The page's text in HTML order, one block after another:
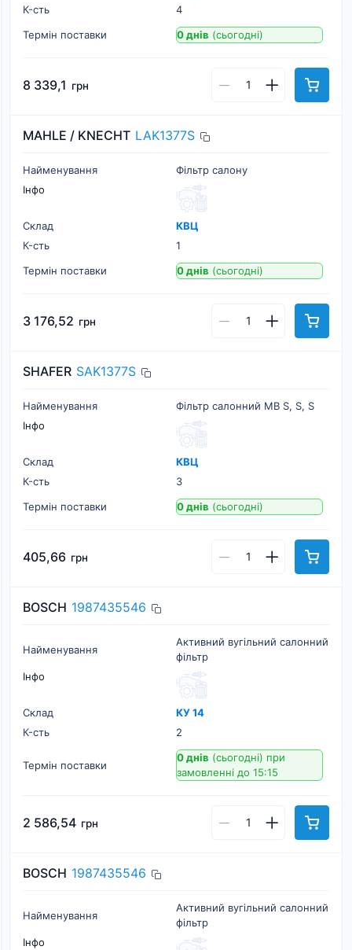
К-cть
4
Термін поставки
0 днів (сьогодні)
8 339,1 грн
MAHLE / KNECHT LAK1377S
Найменування
Фільтр салону
Інфо
Склад
КВЦ
К-cть
1
Термін поставки
0 днів (сьогодні)
3 176,52 грн
SHAFER SAK1377S
Найменування
Фільтр салонний MB S, S, S
Інфо
Склад
КВЦ
К-cть
3
Термін поставки
0 днів (сьогодні)
405,66 грн
BOSCH 1987435546
Найменування
Активний вугільний салонний
фільтр
Інфо
Склад
КУ 14
К-cть
2
Термін поставки
0 днів (сьогодні) при
замовленні до 15:15
2 586,54 грн
BOSCH 1987435546
Найменування
Активний вугільний салонний
фільтр
Інфо